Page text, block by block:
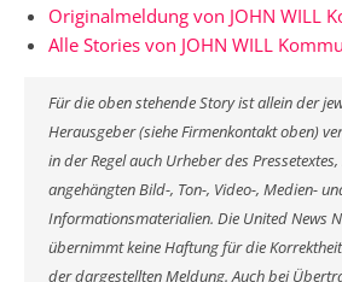
Originalmeldung von JOHN WILL
Alle Stories von JOHN WILL
Für die oben stehende Story ist allein der
Herausgeber (siehe Firmenkontakt oben)
in der Regel auch Urheber des
angehängten Bild-, Ton-, Video-, Medien-
Informationsmaterialien. Die United News
übernimmt keine Haftung für die
der dargestellten Meldung. Auch bei